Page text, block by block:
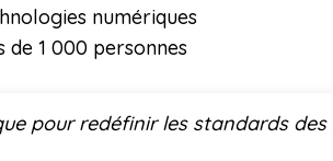
numériques
de 1 000 personnes
pour redéfinir les standards